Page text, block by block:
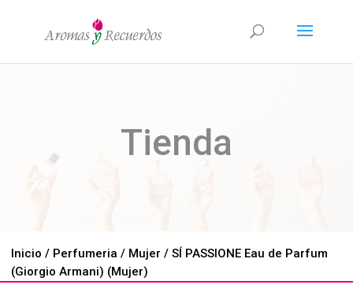
Tienda
Inicio / Perfumeria / Mujer / SÍ PASSIONE Eau de Parfum
(Giorgio Armani) (Mujer)